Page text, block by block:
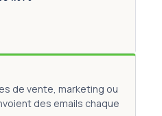
de vente, marketing ou
des emails chaque